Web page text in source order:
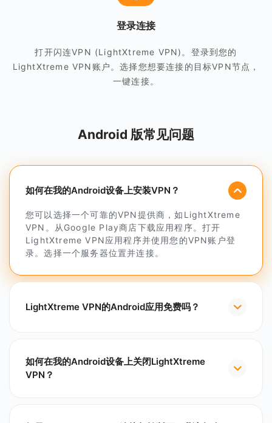
登录连接
打开闪连VPN (LightXtreme VPN)。登录到您的
LightXtreme VPN账户。选择您想要连接的目标VPN节点，
一键连接。
Android 版常见问题
如何在我的Android设备上安装VPN？
您可以选择一个可靠的VPN提供商，如LightXtreme
VPN。从Google Play商店下载应用程序。打开
LightXtreme VPN应用程序并使用您的VPN账户登
录。选择一个服务器位置并连接。
LightXtreme VPN的Android应用免费吗？
如何在我的Android设备上关闭LightXtreme
VPN？